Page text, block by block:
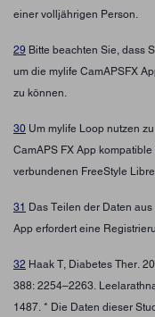
einer volljährigen Person.
29 Bitte beachten Sie, dass
um die mylife CamAPSFX
zu können.
30 Um mylife Loop nutzen
CamAPS FX App
verbundenen FreeStyle
31 Das Teilen der Daten
App erfordert eine
32 Haak T, Diabetes Ther.
388: 2254–2263.
1487. * Die Daten dieser